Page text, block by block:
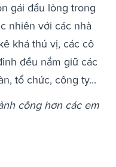
gái đầu lòng trong
nhiên với các nhà
khá thú vị, các cô
đều nắm giữ các
tổ chức, công ty...
công hơn các em